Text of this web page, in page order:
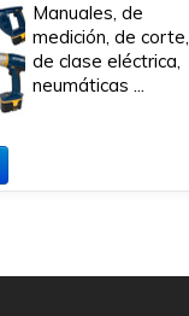
Manuales, de
medición, de corte,
de clase eléctrica,
neumáticas ...